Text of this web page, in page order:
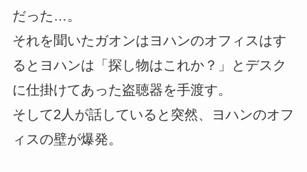
だった…。
それを聞いたガオンはヨハンのオフィスはす
るとヨハンは「探し物はこれか？」とデスク
に仕掛けてあった盗聴器を手渡す。
そして2人が話していると突然、ヨハンのオフ
ィスの壁が爆発。